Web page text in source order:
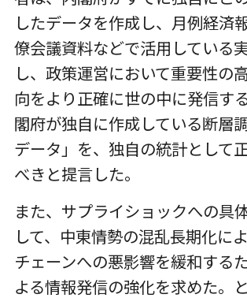
したデータを作成し、月例経済
僚会議資料などで活用している
し、政策運営において重要性の
向をより正確に世の中に発信す
閣府が独自に作成している断層
データ」を、独自の統計として
べきと提言した。
また、サプライショックへの具
して、中東情勢の混乱長期化に
チェーンへの悪影響を緩和する
よる情報発信の強化を求めた。